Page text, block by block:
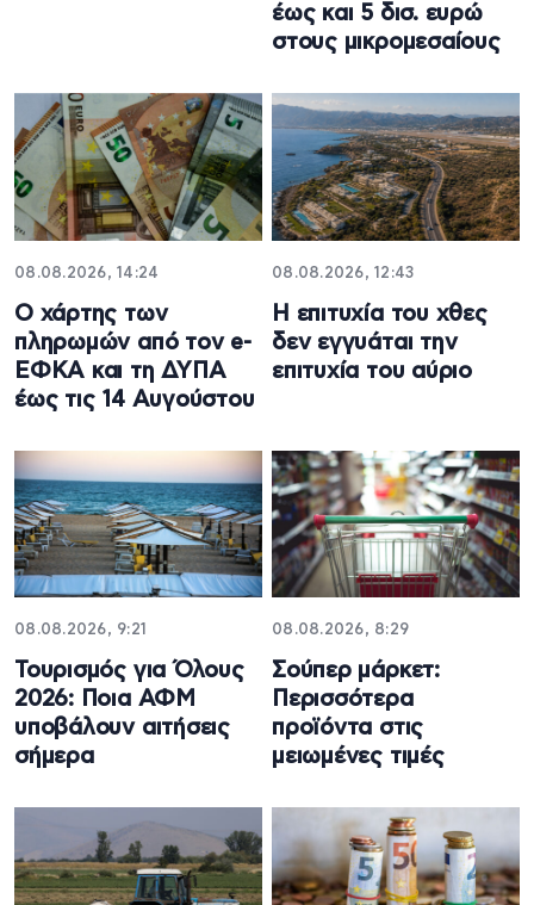
έως και 5 δισ. ευρώ
στους μικρομεσαίους
08.08.2026, 14:24
Ο χάρτης των
πληρωμών από τον e-
ΕΦΚΑ και τη ΔΥΠΑ
έως τις 14 Αυγούστου
08.08.2026, 12:43
Η επιτυχία του χθες
δεν εγγυάται την
επιτυχία του αύριο
08.08.2026, 9:21
Τουρισμός για Όλους
2026: Ποια ΑΦΜ
υποβάλουν αιτήσεις
σήμερα
08.08.2026, 8:29
Σούπερ μάρκετ:
Περισσότερα
προϊόντα στις
μειωμένες τιμές